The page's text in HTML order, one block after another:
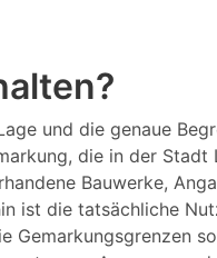
und die genaue
die in der Stadt
Bauwerke,
ist die tatsächliche
Gemarkungsgrenzen